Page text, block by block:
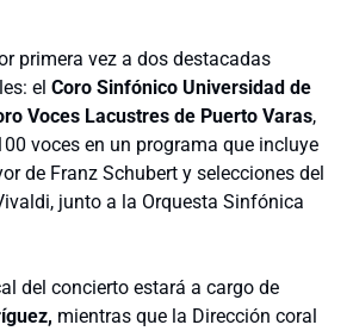
primera vez a dos destacadas
el Coro Sinfónico Universidad de
Voces Lacustres de Puerto Varas,
voces en un programa que incluye
de Franz Schubert y selecciones del
junto a la Orquesta Sinfónica
del concierto estará a cargo de
mientras que la Dirección coral